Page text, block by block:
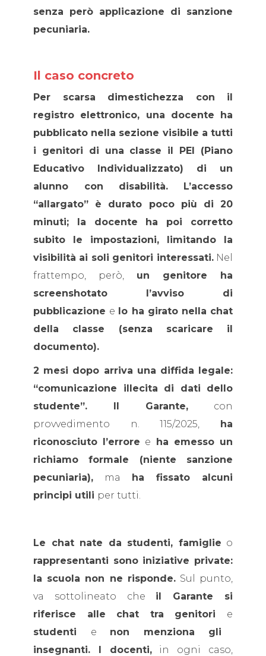
senza però applicazione di sanzione
pecuniaria.
Il caso concreto
Per scarsa dimestichezza con il
registro elettronico, una docente ha
pubblicato nella sezione visibile a tutti
i genitori di una classe il PEI (Piano
Educativo Individualizzato) di un
alunno con disabilità.
L’accesso
“allargato” è durato poco più di 20
minuti; la docente ha poi corretto
subito le impostazioni, limitando la
visibilità ai soli genitori interessati.Nel
frattempo, però, un genitore ha
screenshotato l’avviso di
pubblicazione e lo ha girato nella chat
della classe (senza scaricare il
documento).
2 mesi dopo arriva una diffida legale:
“comunicazione illecita di dati dello
studente”. Il Garante, con
provvedimento n. 115/2025, ha
riconosciuto l’errore e ha emesso un
richiamo formale (niente sanzione
pecuniaria), ma ha fissato alcuni
principi utili per tutti.
Le chat nate da studenti, famiglie o
rappresentanti sono iniziative private:
la scuola non ne risponde.Sul punto,
va sottolineato che il Garante si
riferisce alle chat tra genitori e
studenti e non menziona gli
insegnanti. I docenti,in ogni caso,